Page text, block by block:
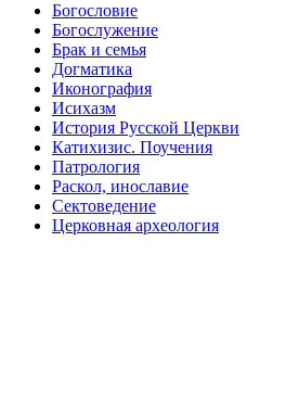
Богословие
Богослужение
Брак и семья
Догматика
Иконография
Исихазм
История Русской Церкви
Катихизис. Поучения
Патрология
Раскол, инославие
Сектоведение
Церковная археология